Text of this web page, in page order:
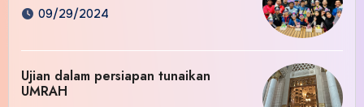
09/29/2024
Ujian dalam persiapan tunaikan
UMRAH